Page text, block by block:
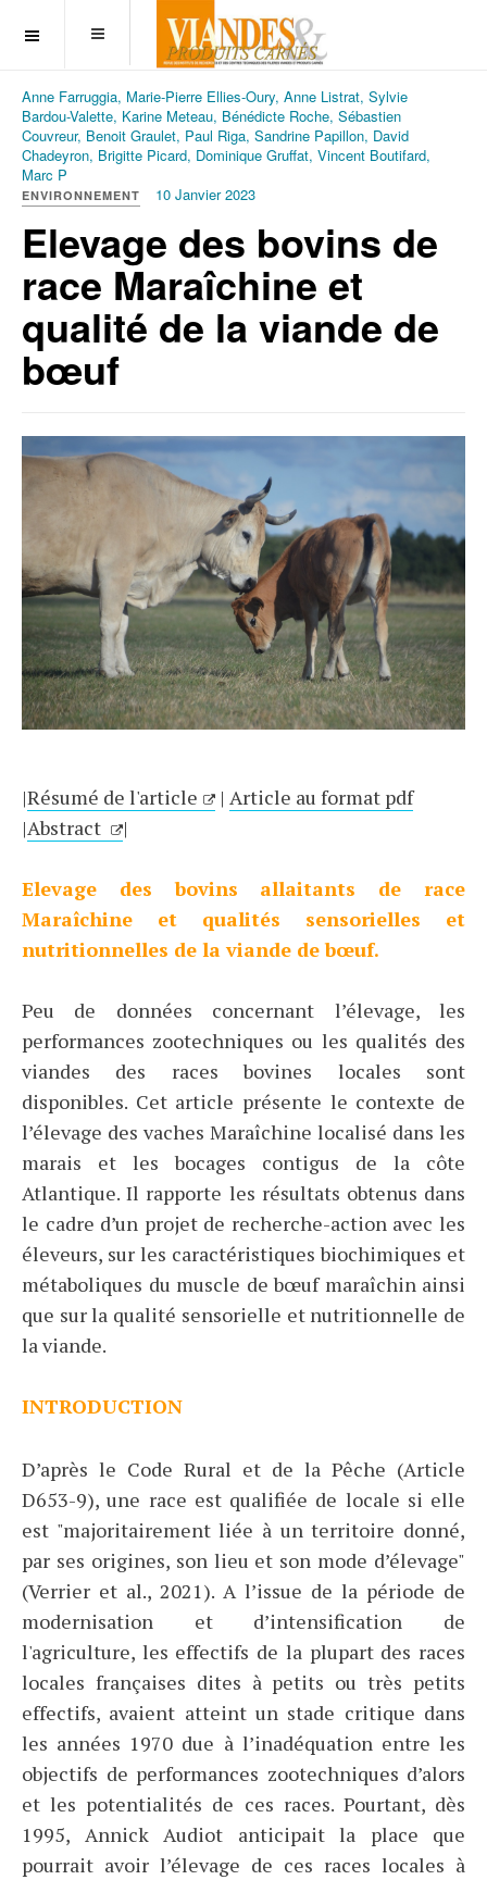
OFF CANVAS
Anne Farruggia, Marie-Pierre Ellies-Oury, Anne Listrat, Sylvie
Bardou-Valette, Karine Meteau, Bénédicte Roche, Sébastien
Couvreur, Benoit Graulet, Paul Riga, Sandrine Papillon, David
Chadeyron, Brigitte Picard, Dominique Gruffat, Vincent Boutifard,
Marc P
ENVIRONNEMENT 10 Janvier 2023
Elevage des bovins de
race Maraîchine et
qualité de la viande de
bœuf
|Résumé de l'article | Article au format pdf
|Abstract |
Elevage des bovins allaitants de race
Maraîchine et qualités sensorielles et
nutritionnelles de la viande de bœuf.
Peu de données concernant l’élevage, les
performances zootechniques ou les qualités des
viandes des races bovines locales sont
disponibles. Cet article présente le contexte de
l’élevage des vaches Maraîchine localisé dans les
marais et les bocages contigus de la côte
Atlantique. Il rapporte les résultats obtenus dans
le cadre d’un projet de recherche-action avec les
éleveurs, sur les caractéristiques biochimiques et
métaboliques du muscle de bœuf maraîchin ainsi
que sur la qualité sensorielle et nutritionnelle de
la viande.
INTRODUCTION
D’après le Code Rural et de la Pêche (Article
D653-9), une race est qualifiée de locale si elle
est "majoritairement liée à un territoire donné,
par ses origines, son lieu et son mode d’élevage"
(Verrier et al., 2021). A l’issue de la période de
modernisation et d’intensification de
l'agriculture, les effectifs de la plupart des races
locales françaises dites à petits ou très petits
effectifs, avaient atteint un stade critique dans
les années 1970 due à l’inadéquation entre les
objectifs de performances zootechniques d’alors
et les potentialités de ces races. Pourtant, dès
1995, Annick Audiot anticipait la place que
pourrait avoir l’élevage de ces races locales à